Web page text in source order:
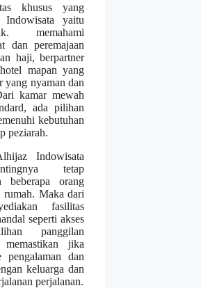
khusus yang
yaitu
memahami
dan peremajaan
haji, berpartner
mapan yang
yang nyaman dan
kamar mewah
ada pilihan
kebutuhan
peziarah.
Indowisata
tetap
beberapa orang
rumah. Maka dari
fasilitas
seperti akses
panggilan
jika
pengalaman dan
keluarga dan
perjalanan.